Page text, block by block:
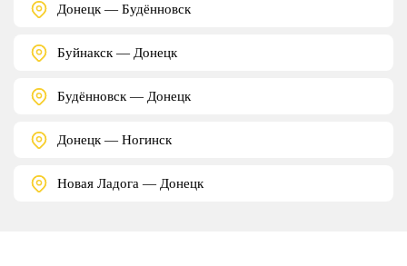
Донецк — Будённовск
Буйнакск — Донецк
Будённовск — Донецк
Донецк — Ногинск
Новая Ладога — Донецк